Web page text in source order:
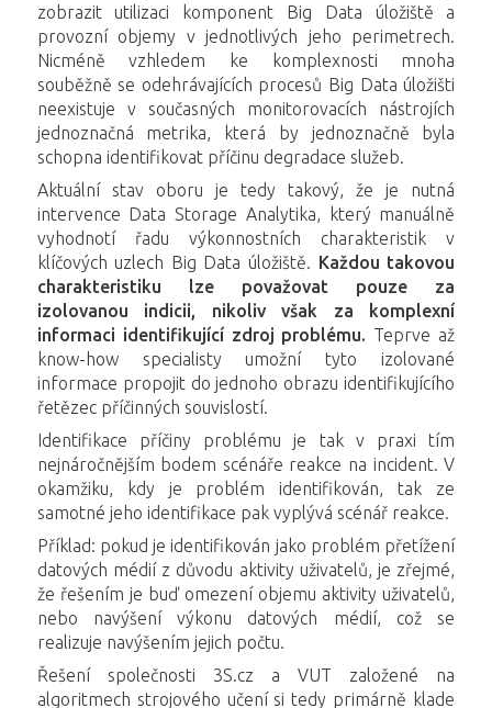
zobrazit utilizaci komponent Big Data úložiště a
provozní objemy v jednotlivých jeho perimetrech.
Nicméně vzhledem ke komplexnosti mnoha
souběžně se odehrávajících procesů Big Data úložišti
neexistuje v současných monitorovacích nástrojích
jednoznačná metrika, která by jednoznačně byla
schopna identifikovat příčinu degradace služeb.
Aktuální stav oboru je tedy takový, že je nutná
intervence Data Storage Analytika, který manuálně
vyhodnotí řadu výkonnostních charakteristik v
klíčových uzlech Big Data úložiště. Každou takovou
charakteristiku lze považovat pouze za
izolovanou indicii, nikoliv však za komplexní
informaci identifikující zdroj problému. Teprve až
know-how specialisty umožní tyto izolované
informace propojit do jednoho obrazu identifikujícího
řetězec příčinných souvislostí.
Identifikace příčiny problému je tak v praxi tím
nejnáročnějším bodem scénáře reakce na incident. V
okamžiku, kdy je problém identifikován, tak ze
samotné jeho identifikace pak vyplývá scénář reakce.
Příklad: pokud je identifikován jako problém přetížení
datových médií z důvodu aktivity uživatelů, je zřejmé,
že řešením je buď omezení objemu aktivity uživatelů,
nebo navýšení výkonu datových médií, což se
realizuje navýšením jejich počtu.
Řešení společnosti 3S.cz a VUT založené na
algoritmech strojového učení si tedy primárně klade